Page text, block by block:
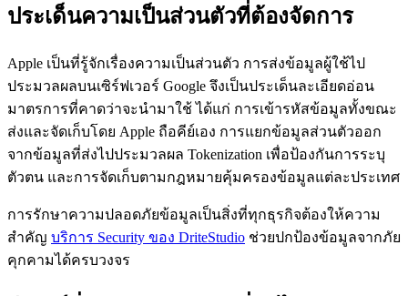
ประเด็นความเป็นส่วนตัวที่ต้องจัดการ
Apple เป็นที่รู้จักเรื่องความเป็นส่วนตัว การส่งข้อมูลผู้ใช้ไป
ประมวลผลบนเซิร์ฟเวอร์ Google จึงเป็นประเด็นละเอียดอ่อน
มาตรการที่คาดว่าจะนำมาใช้ ได้แก่ การเข้ารหัสข้อมูลทั้งขณะ
ส่งและจัดเก็บโดย Apple ถือคีย์เอง การแยกข้อมูลส่วนตัวออก
จากข้อมูลที่ส่งไปประมวลผล Tokenization เพื่อป้องกันการระบุ
ตัวตน และการจัดเก็บตามกฎหมายคุ้มครองข้อมูลแต่ละประเทศ
การรักษาความปลอดภัยข้อมูลเป็นสิ่งที่ทุกธุรกิจต้องให้ความ
สำคัญ บริการ Security ของ DriteStudio ช่วยปกป้องข้อมูลจากภัย
คุกคามได้ครบวงจร